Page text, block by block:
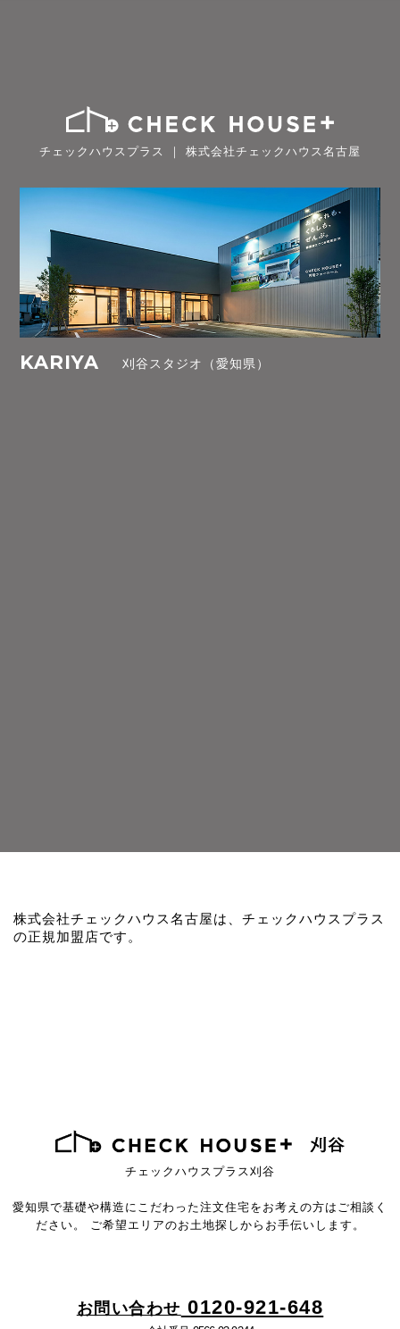
チェックハウスプラス ｜ 株式会社チェックハウス名古屋
KARIYA 刈谷スタジオ（愛知県）
株式会社チェックハウス名古屋は、チェックハウスプラス
の正規加盟店です。
チェックハウスプラス刈谷
愛知県で基礎や構造にこだわった注文住宅を お考えの方はご相談く
ださい。
ご希望エリアのお土地探しからお手伝いします。
お問い合わせ 0120-921-648